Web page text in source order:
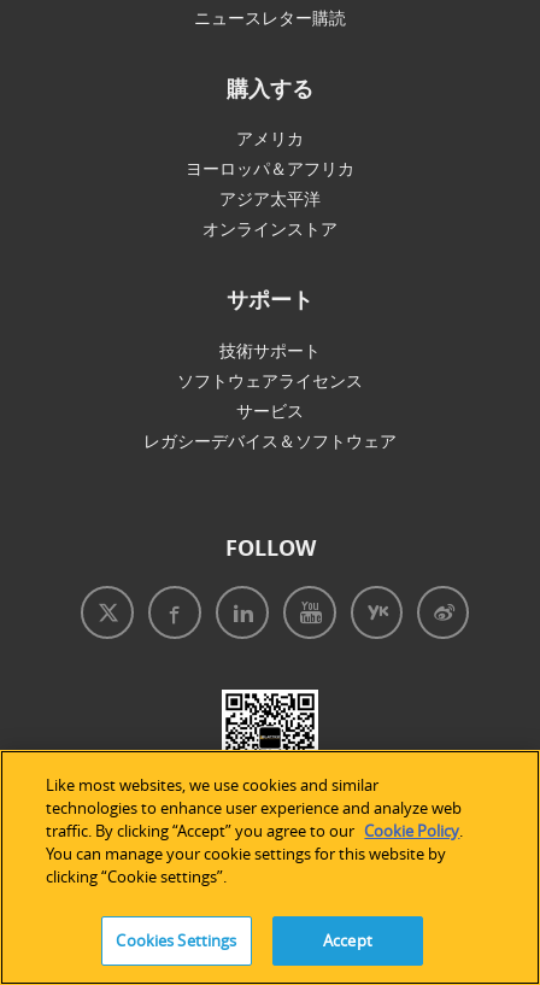
ニュースレター購読
購入する
アメリカ
ヨーロッパ＆アフリカ
アジア太平洋
オンラインストア
サポート
技術サポート
ソフトウェアライセンス
サービス
レガシーデバイス＆ソフトウェア
FOLLOW
プライバシープリシー | クッキーの使用
Like most websites, we use cookies and similar
technologies to enhance user experience and analyze web
traffic. By clicking “Accept” you agree to our Cookie Policy.
You can manage your cookie settings for this website by
clicking “Cookie settings”.
Cookies Settings Accept